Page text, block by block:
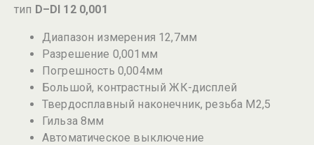
тип D–DI 12 0,001
Диапазон измерения 12,7мм
Разрешение 0,001мм
Погрешность 0,004мм
Большой, контрастный ЖК-дисплей
Твердосплавный наконечник, резьба M2,5
Гильза 8мм
Автоматическое выключение